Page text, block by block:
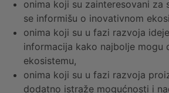
onima koji su zainteresovani za
se informišu o inovativnom
onima koji su u fazi razvoja
informacija kako najbolje mogu
ekosistemu,
onima koji su u fazi razvoja
dodatno istraže mogućnosti i